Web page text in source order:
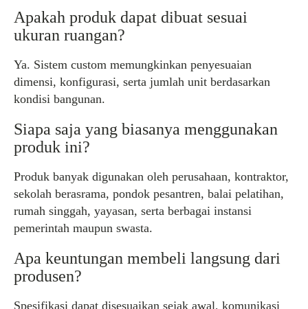
Apakah produk dapat dibuat sesuai
ukuran ruangan?
Ya. Sistem custom memungkinkan penyesuaian
dimensi, konfigurasi, serta jumlah unit berdasarkan
kondisi bangunan.
Siapa saja yang biasanya menggunakan
produk ini?
Produk banyak digunakan oleh perusahaan, kontraktor,
sekolah berasrama, pondok pesantren, balai pelatihan,
rumah singgah, yayasan, serta berbagai instansi
pemerintah maupun swasta.
Apa keuntungan membeli langsung dari
produsen?
Spesifikasi dapat disesuaikan sejak awal, komunikasi